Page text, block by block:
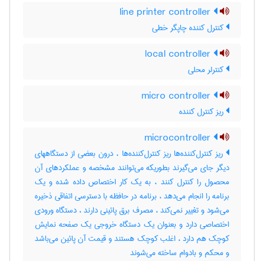
کنترل کننده چاپگر خطی
کنترلر محلی
ریز کنترل کننده
ریز کنترل‌کننده‌ها ریز کنترل‌کننده‌ها ، درون بعضی از دستگاههای
دیگر جای می‌گیرند بطوریکه می‌توانند مشخصه و عملکردهای آن
محصول را کنترل کنند ، به یک کار اختصاص داده شده و یک
برنامه را انجام می‌دهد ، برنامه در حافظه با دسترسی اتفاقی ذخیره
می‌شود و تغییر نمی‌کند ، مصرف برق پائینی دارند ، دستگاه ورودی
اختصاصی دارد و بعنوان یک دستگاه خروجی یک صفحه نمایش
کوچک هم دارد ، اغلب کوچک هستند و قیمت آن پائین می‌باشد
و محکم و بادوام ساخته می‌شوند